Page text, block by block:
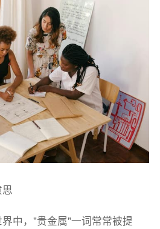
中，"贵金属"一词常常被提